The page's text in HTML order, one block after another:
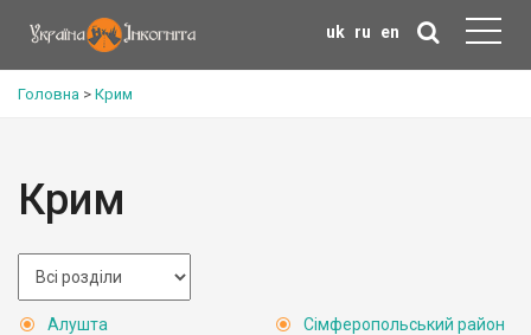
uk ru en
Головна > Крим
Крим
Алушта
Сімферопольський район